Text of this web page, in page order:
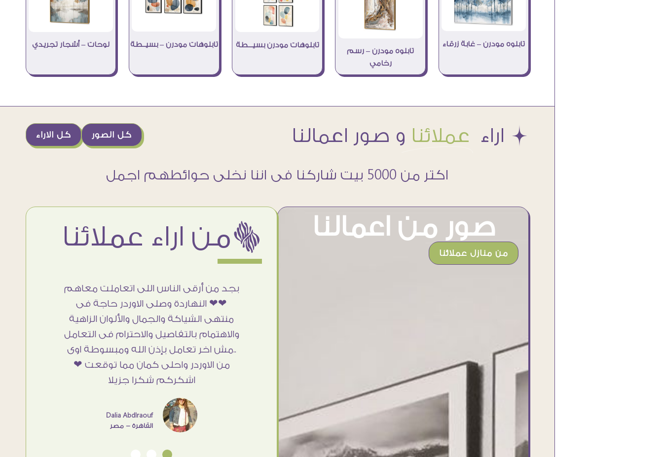
تابلوه مودرن – غابة زرقاء
تابلوه مودرن – رسم
رخامي
تابلوهات مودرن بسيـــطة تابلوهات مودرن – بسيــطة لوحات – أشجار تجريدي
Æ اراء عملائنا و صور اعمالنا كل الاراء كل الصور
اكتر من 5000 بيت شاركنا فى اننا نخلى حوائطهم اجمل
صور من اعمالنا
من منازل عملائنا
ëمن اراء عملائنا
وإرضاء العميل والخامات والتقفيل وسرعة
التوصيل. بصراحه وبمنتهي الأمانه مكسب
Doaa Elsayd
القاهرة - مصر
بجد من أرقى الناس اللى اتعاملت معاهم
❤❤ النهاردة وصلى الاوردر حاجة فى
منتهى الشياكة والجمال والألوان الزاهية
والاهتمام بالتفاصيل والاحترام فى التعامل
..مش اخر تعامل بإذن الله ومبسوطة اوى
من الاوردر واحلى كمان مما توقعت ❤
اشكركم شكرا جزيلا
Dalia Abdlraouf
القاهرة - مصر